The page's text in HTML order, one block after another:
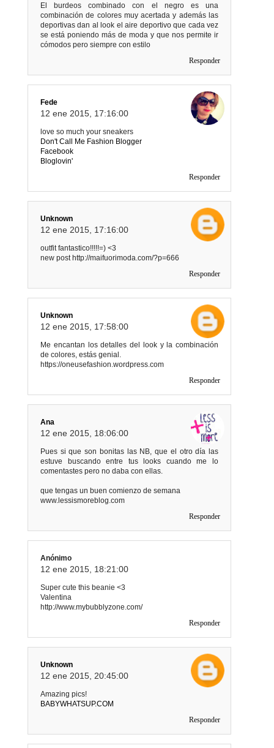
El burdeos combinado con el negro es una
combinación de colores muy acertada y además las
deportivas dan al look el aire deportivo que cada vez
se está poniendo más de moda y que nos permite ir
cómodos pero siempre con estilo
Responder
Fede
12 ene 2015, 17:16:00
love so much your sneakers
Don't Call Me Fashion Blogger
Facebook
Bloglovin'
Responder
Unknown
12 ene 2015, 17:16:00
outfit fantastico!!!!!=) <3
new post http://maifuorimoda.com/?p=666
Responder
Unknown
12 ene 2015, 17:58:00
Me encantan los detalles del look y la combinación
de colores, estás genial.
https://oneusefashion.wordpress.com
Responder
Ana
12 ene 2015, 18:06:00
Pues si que son bonitas las NB, que el otro día las
estuve buscando entre tus looks cuando me lo
comentastes pero no daba con ellas.
que tengas un buen comienzo de semana
www.lessismoreblog.com
Responder
Anónimo
12 ene 2015, 18:21:00
Super cute this beanie <3
Valentina
http://www.mybubblyzone.com/
Responder
Unknown
12 ene 2015, 20:45:00
Amazing pics!
BABYWHATSUP.COM
Responder